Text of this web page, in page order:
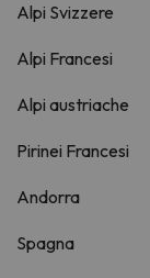
Alpi Svizzere
Alpi Francesi
Alpi austriache
Pirinei Francesi
Andorra
Spagna